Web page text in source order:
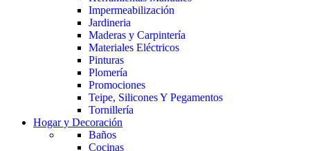
Impermeabilización
Jardineria
Maderas y Carpintería
Materiales Eléctricos
Pinturas
Plomería
Promociones
Teipe, Silicones Y Pegamentos
Tornillería
Hogar y Decoración
Baños
Cocinas